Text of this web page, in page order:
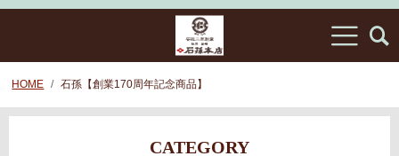
HOME 石孫【創業170周年記念商品】
CATEGORY